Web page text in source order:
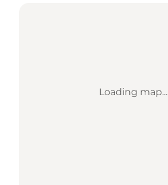
Loading map...